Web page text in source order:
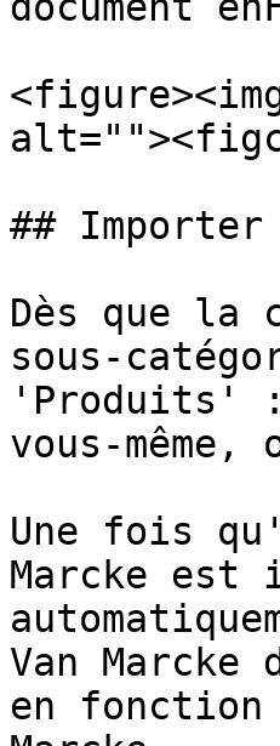
## Importer
Dès que la
sous-
'Produits'
vous-
Une fois
Marcke est
Van
en fonction